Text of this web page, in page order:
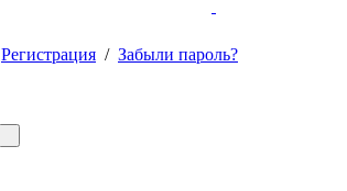
Регистрация / Забыли пароль?